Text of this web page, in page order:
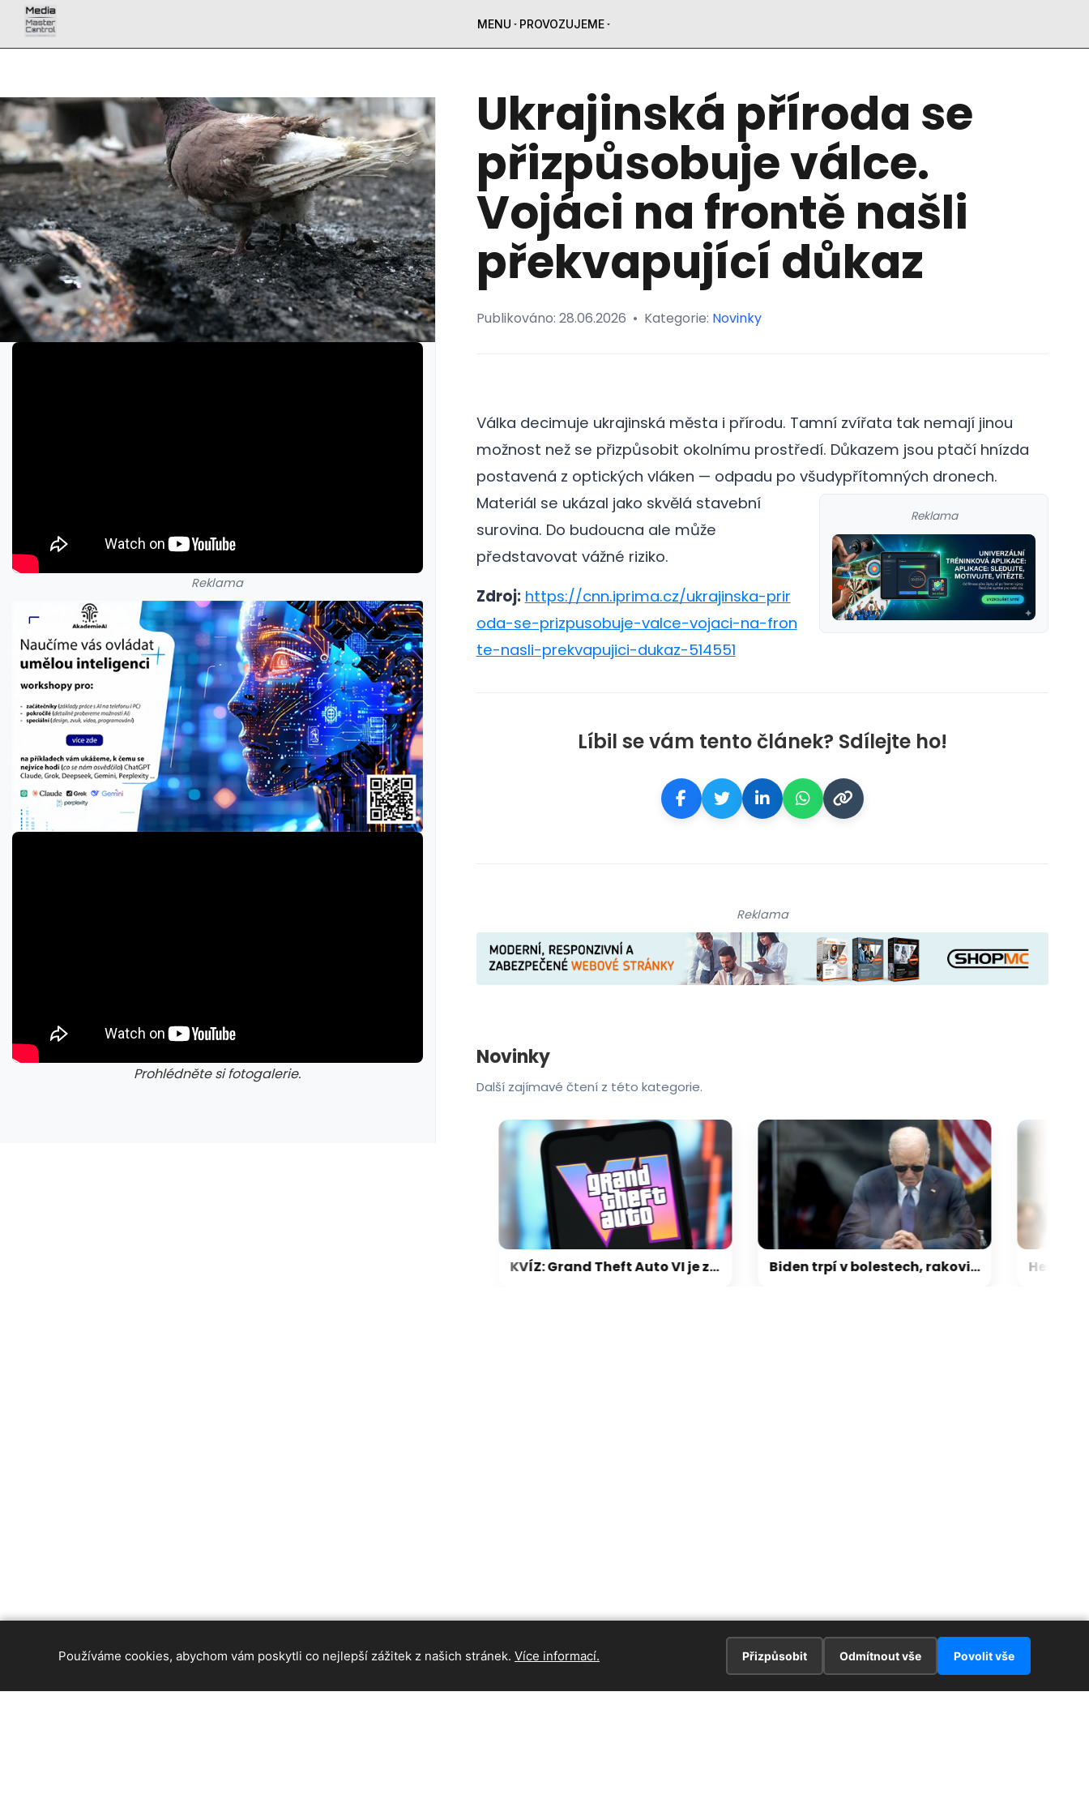
MENU PROVOZUJEME
Reklama
Prohlédněte si fotogalerie.
galerie: aplikace camp
Ukrajinská příroda se
přizpůsobuje válce.
Vojáci na frontě našli
překvapující důkaz
Publikováno: 28.06.2026 • Kategorie: Novinky
Válka decimuje ukrajinská města i přírodu. Tamní zvířata tak nemají jinou
možnost než se přizpůsobit okolnímu prostředí. Důkazem jsou ptačí hnízda
postavená z optických vláken — odpadu po všudypřítomných dronech.
Reklama
Materiál se ukázal jako skvělá stavební
surovina. Do budoucna ale může
představovat vážné riziko.
Zdroj: https://cnn.iprima.cz/ukrajinska-prir
oda-se-prizpusobuje-valce-vojaci-na-fron
te-nasli-prekvapujici-dukaz-514551
Líbil se vám tento článek? Sdílejte ho!
Reklama
Novinky
Další zajímavé čtení z této kategorie.
KVÍZ: Grand Theft Auto VI je za dveřmi. Jak dobře se vyznáte v legendární sérii GTA? Biden trpí v bolestech, rakovina se rychle šíří. Je smutné to vidět, popsal exprezidentův syn
Používáme cookies, abychom vám poskytli co nejlepší zážitek z našich stránek. Více informací. Přizpůsobit Odmítnout vše Povolit vše